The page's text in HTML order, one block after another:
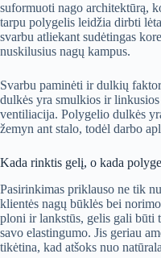
suformuoti nago architektūrą,
tarpu polygelis leidžia dirbti
svarbu atliekant sudėtingas
nuskilusius nagų kampus.
Svarbu paminėti ir dulkių
dulkės yra smulkios ir
ventiliacija. Polygelio dulkės
žemyn ant stalo, todėl darbo
Kada rinktis gelį, o kada
Pasirinkimas priklauso ne tik
klientės nagų būklės bei
ploni ir lankstūs, gelis gali būti
savo elastingumo. Jis geriau
tikėtina, kad atšoks nuo